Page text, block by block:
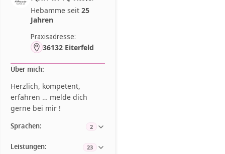
Hebamme seit 25
Jahren
Praxisadresse:
36132 Eiterfeld
Über mich:
Herzlich, kompetent,
erfahren … melde dich
gerne bei mir !
Sprachen: 2
Leistungen: 23